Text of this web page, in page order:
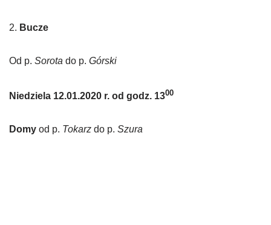
2. Bucze
Od p. Sorota do p. Górski
Niedziela 12.01.2020 r. od godz. 1300
Domy od p. Tokarz do p. Szura